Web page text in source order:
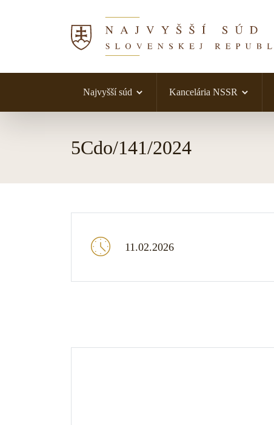
Najvyšší súd Kancelária NSSR
5Cdo/141/2024
11.02.2026